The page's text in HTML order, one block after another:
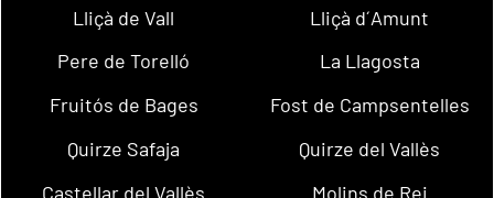
Lliçà de Vall
Lliçà d´Amunt
Pere de Torelló
La Llagosta
Fruitós de Bages
Fost de Campsentelles
Quirze Safaja
Quirze del Vallès
Castellar del Vallès
Molins de Rei